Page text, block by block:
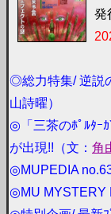
発
◎総力特集/ 逆説
山詩曜）
◎「三茶のﾎﾟﾙﾀｰ
が出現!!（文： 角
◎MUPEDIA
◎MU MYSTERY